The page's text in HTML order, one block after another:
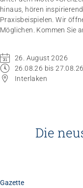
hinaus, hören
Praxisbeispielen. Wir
Möglichen. Kommen Sie
26. August 2026
26.08.26 bis 27.08.26
Interlaken
Die
Gazette